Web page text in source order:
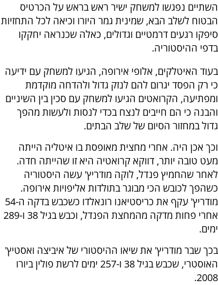
השתיים נפגשו למשחק ישיר ראש בראש על הכרטיס
הבטוח לשלב הבא, שמינית גמר היורו וכיאה לכל התחזיות
סיפקו רגעים דרמטיים וגדולים, כאלה שכנראה יחקקו
בדפי ההיסטוריה.
בעוד האיטלקים, אלופי אירופה, הגיעו למשחק עם ידיעה
כי רק הפסד יגרום להם לנזק גדול ולהדחה מוקדמת
ומפתיעה, הקרואטים הגיעו למשחק עם סכין בין השיניים
והבנה כי הם חייבים לנצח בכדי לנסות ולעשות מהפך
גדול במחזור הסיום של שלב הבתים.
וכך אכן היה. אחרי מחצית מאופסת בו איטליה הייתה
מעט טובה יותר, דווקא קרואטיה היא זו שהייתה חדה.
לאחר שהחמיץ פנדל, לוקה מודריץ' עשה היסטוריה
כשהפך לכובש הכי מבוגר בתולדות אליפויות אירופה.
מודריץ' עקף את כריסטיאנו רונאלדו כשכבש בדקה ה-54
אחרי פחות מדקה מהמחצת הפנדל, וכבש בגיל 38 ו-289
ימים.
בכך שבר מודריץ' את שיאו ההיסטורי של איביצה ואסטיץ'
האוסטרי, שכבש בגיל 38 ו-257 ימים לרשת פולין ביורו
2008.